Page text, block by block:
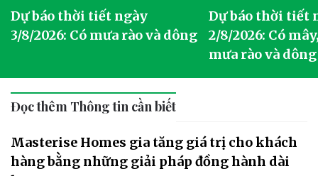
Dự báo thời tiết ngày
3/8/2026: Có mưa rào và dông
Dự báo thời tiết
2/8/2026: Có
mưa rào và dông
Đọc thêm Thông tin cần biết
Masterise Homes gia tăng giá trị cho khách
hàng bằng những giải pháp đồng hành dài